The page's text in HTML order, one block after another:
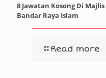
8 Jawatan Kosong Di
Bandar Raya Islam
Read more